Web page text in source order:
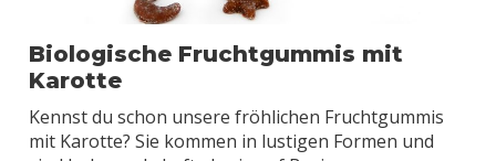
Biologische Fruchtgummis mit
Karotte
Kennst du schon unsere fröhlichen Fruchtgummis
mit Karotte? Sie kommen in lustigen Formen und